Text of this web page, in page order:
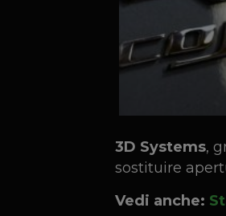
3D Systems,
sostituire
Vedi anche: